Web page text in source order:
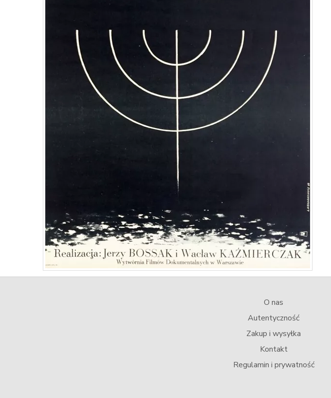
O nas
Autentyczność
Zakup i wysyłka
Kontakt
Regulamin i prywatność